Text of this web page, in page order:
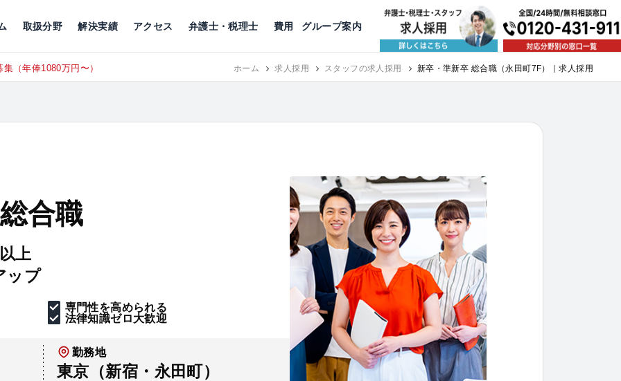
取扱分野
公益活動
解決実績 アクセス
京都 神戸 福岡
弁護士・税理士 費用 グループ案内
（年俸1080万円〜） RECRUIT 東京にて、相談予約スタッフ募集（月給38万以上）
合職
上
ップ
専門性を高められる
法律知識ゼロ大歓迎
勤務地
東京（新宿・永田町）
ホーム 求人採用 スタッフの求人採用 新卒・準新卒 総合職（永田町7F）｜求人採用